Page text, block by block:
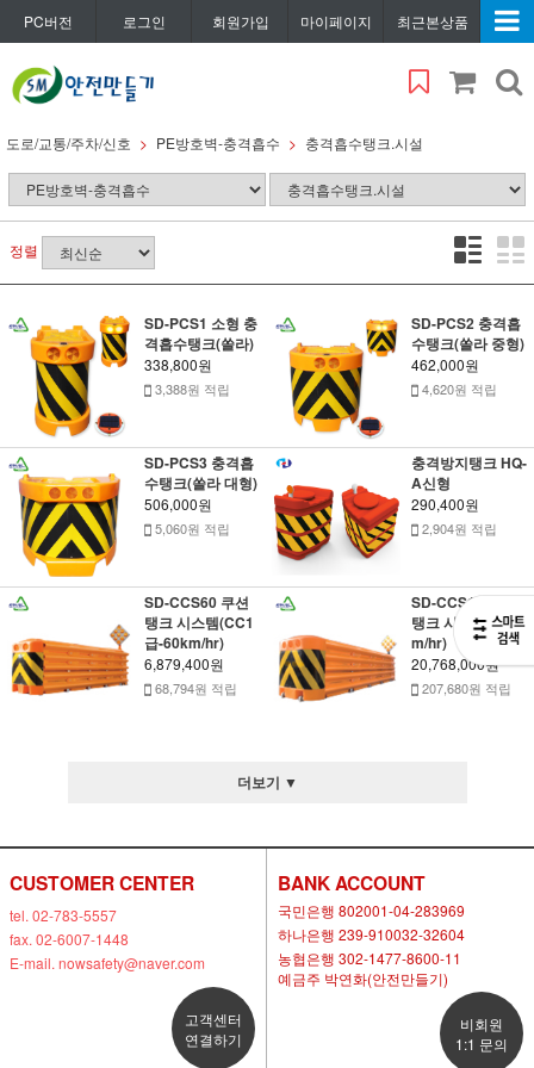
PC버전 로그인 회원가입 마이페이지 최근본상품
도로/교통/주차/신호 PE방호벽-충격흡수 충격흡수탱크.시설
정렬
SD-PCS1 소형 충
격흡수탱크(쏠라)
338,800원
3,388원 적립
SD-PCS2 충격흡
수탱크(쏠라 중형)
462,000원
4,620원 적립
SD-PCS3 충격흡
수탱크(쏠라 대형)
506,000원
5,060원 적립
충격방지탱크 HQ-
A신형
290,400원
2,904원 적립
SD-CCS60 쿠션
탱크 시스템(CC1
급-60km/hr)
6,879,400원
68,794원 적립
SD-CCS100 쿠션
탱크 시스템(100k
m/hr)
20,768,000원
207,680원 적립
더보기 ▼
CUSTOMER CENTER
tel. 02-783-5557
fax. 02-6007-1448
E-mail. nowsafety@naver.com
고객센터
연결하기
BANK ACCOUNT
국민은행 802001-04-283969
하나은행 239-910032-32604
농협은행 302-1477-8600-11
예금주 박연화(안전만들기)
비회원
1:1 문의